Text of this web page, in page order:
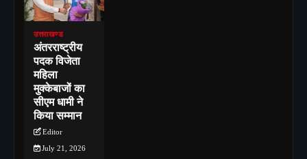
उत्तराखण्ड
अंतरराष्ट्रीय
पदक विजेता
महिला
मुक्केबाजों का
सीएम धामी ने
किया सम्मान
Editor
July 21, 2026